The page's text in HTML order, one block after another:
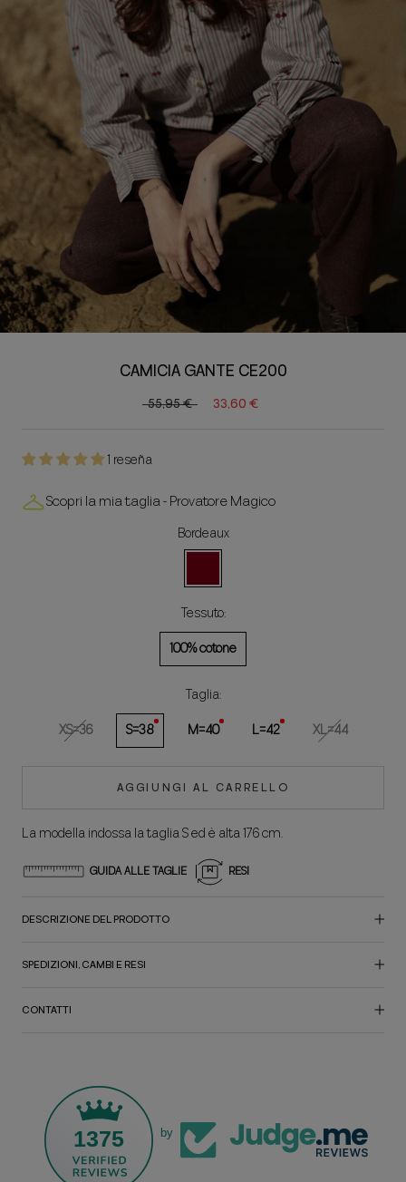
CAMICIA GANTE CE200
55,95 € 33,60 €
1 reseña
Scopri la mia taglia - Provatore Magico
Bordeaux
Tessuto:
100% cotone
Taglia:
XS=36
S=38 M=40 L=42 XL=44
AGGIUNGI AL CARRELLO
La modella indossa la taglia S ed è alta 176 cm.
GUIDA ALLE TAGLIE RESI
DESCRIZIONE DEL PRODOTTO
SPEDIZIONI, CAMBI E RESI
CONTATTI
1375 by